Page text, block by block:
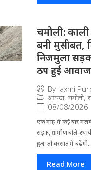
चमोली: काली
बनी मुसीबत,
निजमुला
ठप हुई
By laxmi
आपदा, चमोली,
08/08/2026
एक माह में कई बार
सड़क, ग्रामीण बोले-
हुआ तो बरसात में बढ़ेगी...
Read More